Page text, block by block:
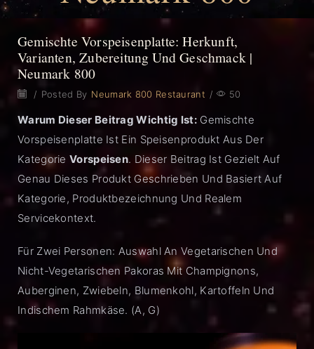
Gemischte Vorspeisenplatte: Herkunft,
Varianten, Zubereitung Und Geschmack |
Neumark 800
/ Posted By Neumark 800 Restaurant / 50
Warum Dieser Beitrag Wichtig Ist:Gemischte
Vorspeisenplatte Ist Ein Speisenprodukt Aus Der
Kategorie Vorspeisen. Dieser Beitrag Ist Gezielt Auf
Genau Dieses Produkt Geschrieben Und Basiert Auf
Kategorie, Produktbezeichnung Und Realem
Servicekontext.
Für Zwei Personen: Auswahl An Vegetarischen Und
Nicht-Vegetarischen Pakoras Mit Champignons,
Auberginen, Zwiebeln, Blumenkohl, Kartoffeln Und
Indischem Rahmkäse. (A, G)